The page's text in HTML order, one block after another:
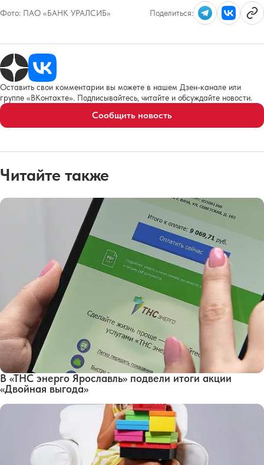
Фото: ПАО «БАНК УРАЛСИБ» Поделиться:
Оставить свои комментарии вы можете в нашем Дзен-канале или
группе «ВКонтакте». Подписывайтесь, читайте и обсуждайте новости.
Сообщить новость
Читайте также
В «ТНС энерго Ярославль» подвели итоги акции
«Двойная выгода»